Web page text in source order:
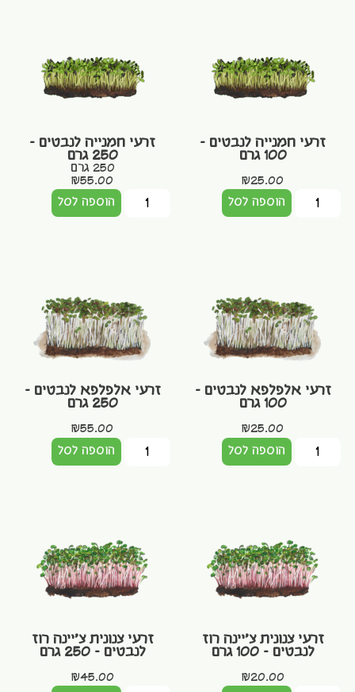
זרעי חמנייה לנבטים –
100 גרם
₪25.00
הוספה לסל
זרעי חמנייה לנבטים –
250 גרם
250 גרם
₪55.00
הוספה לסל
זרעי אלפלפא לנבטים –
100 גרם
₪25.00
הוספה לסל
זרעי אלפלפא לנבטים –
250 גרם
₪55.00
הוספה לסל
זרעי צנונית צ'יינה רוז
לנבטים – 100 גרם
₪20.00
זרעי צנונית צ'יינה רוז
לנבטים – 250 גרם
₪45.00